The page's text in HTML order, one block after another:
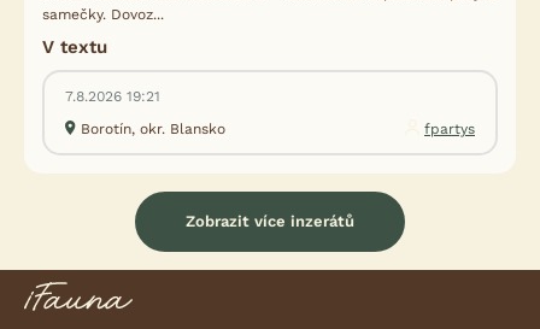
samečky. Dovoz...
V textu
7.8.2026 19:21
Borotín, okr. Blansko
fpartys
Zobrazit více inzerátů